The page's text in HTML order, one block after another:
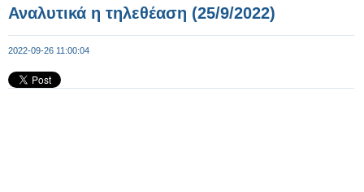
Αναλυτικά η τηλεθέαση (25/9/2022)
2022-09-26 11:00:04